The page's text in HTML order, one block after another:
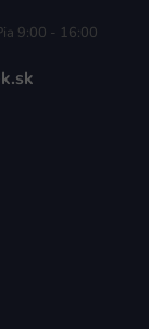
9:00 - 16:00